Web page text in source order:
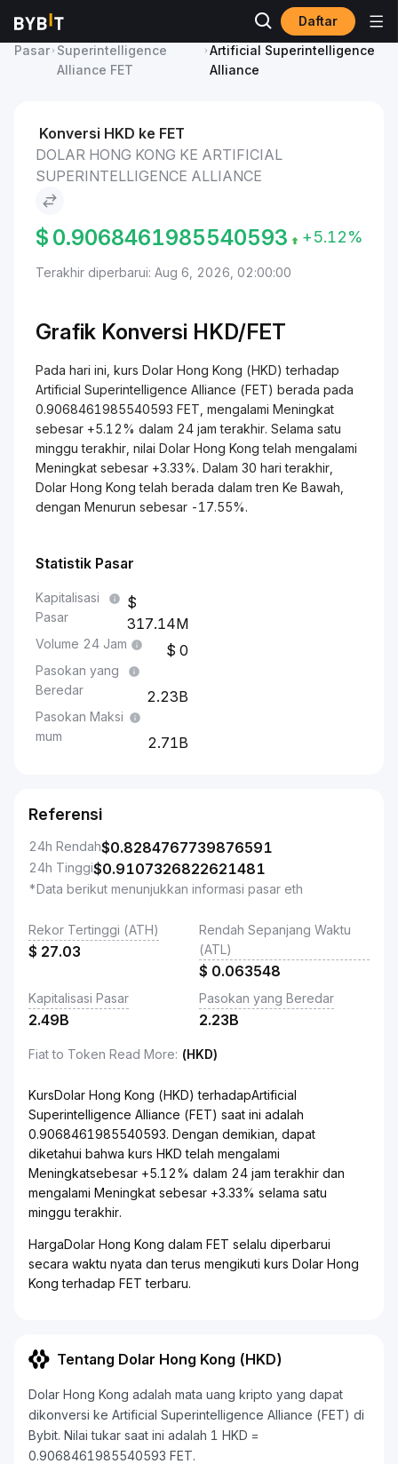
Daftar
Pasar
Harga Artificial
Superintelligence
Alliance FET
Dolar Hong Kong to
Artificial Superintelligence
Alliance
Konversi HKD ke FET
DOLAR HONG KONG KE ARTIFICIAL
SUPERINTELLIGENCE ALLIANCE
$ 0.9068461985540593 +5.12%
Terakhir diperbarui: Aug 6, 2026, 02:00:00
Grafik Konversi HKD/FET
Pada hari ini, kurs Dolar Hong Kong (HKD) terhadap
Artificial Superintelligence Alliance (FET) berada pada
0.9068461985540593 FET, mengalami Meningkat
sebesar +5.12% dalam 24 jam terakhir. Selama satu
minggu terakhir, nilai Dolar Hong Kong telah mengalami
Meningkat sebesar +3.33%. Dalam 30 hari terakhir,
Dolar Hong Kong telah berada dalam tren Ke Bawah,
dengan Menurun sebesar -17.55%.
Statistik Pasar
Kapitalisasi
Pasar
317.14M
Volume 24 Jam 0
Pasokan yang
Beredar
2.23B
Pasokan Maksi
mum
2.71B
Referensi
24h Rendah$0.8284767739876591
24h Tinggi$0.9107326822621481
*Data berikut menunjukkan informasi pasar eth
Rekor Tertinggi (ATH)
$ 27.03
Rendah Sepanjang Waktu
(ATL)
$ 0.063548
Kapitalisasi Pasar
2.49B
Pasokan yang Beredar
2.23B
Fiat to Token Read More: (HKD)
KursDolar Hong Kong (HKD) terhadapArtificial
Superintelligence Alliance (FET) saat ini adalah
0.9068461985540593. Dengan demikian, dapat
diketahui bahwa kurs HKD telah mengalami
Meningkatsebesar +5.12% dalam 24 jam terakhir dan
mengalami Meningkat sebesar +3.33% selama satu
minggu terakhir.
HargaDolar Hong Kong dalam FET selalu diperbarui
secara waktu nyata dan terus mengikuti kurs Dolar Hong
Kong terhadap FET terbaru.
Tentang Dolar Hong Kong (HKD)
Dolar Hong Kong adalah mata uang kripto yang dapat
dikonversi ke Artificial Superintelligence Alliance (FET) di
Bybit. Nilai tukar saat ini adalah 1 HKD =
0.9068461985540593 FET.